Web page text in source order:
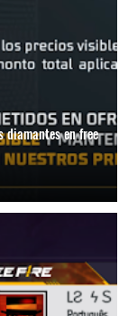
diamantes en free